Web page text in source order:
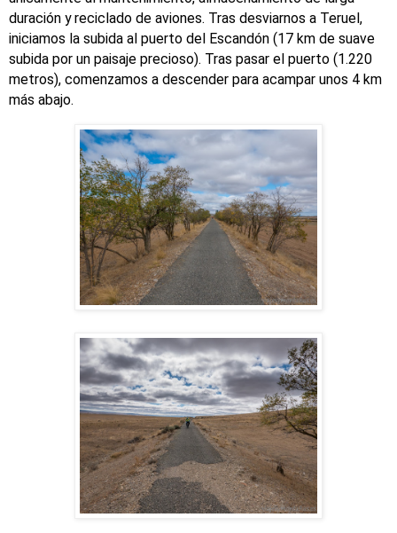
duración y reciclado de aviones. Tras desviarnos a Teruel,
iniciamos la subida al puerto del Escandón (17 km de suave
subida por un paisaje precioso). Tras pasar el puerto (1.220
metros), comenzamos a descender para acampar unos 4 km
más abajo.